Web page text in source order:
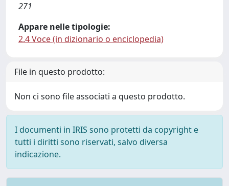
271
Appare nelle tipologie:
2.4 Voce (in dizionario o enciclopedia)
File in questo prodotto:
Non ci sono file associati a questo prodotto.
I documenti in IRIS sono protetti da copyright e
tutti i diritti sono riservati, salvo diversa
indicazione.